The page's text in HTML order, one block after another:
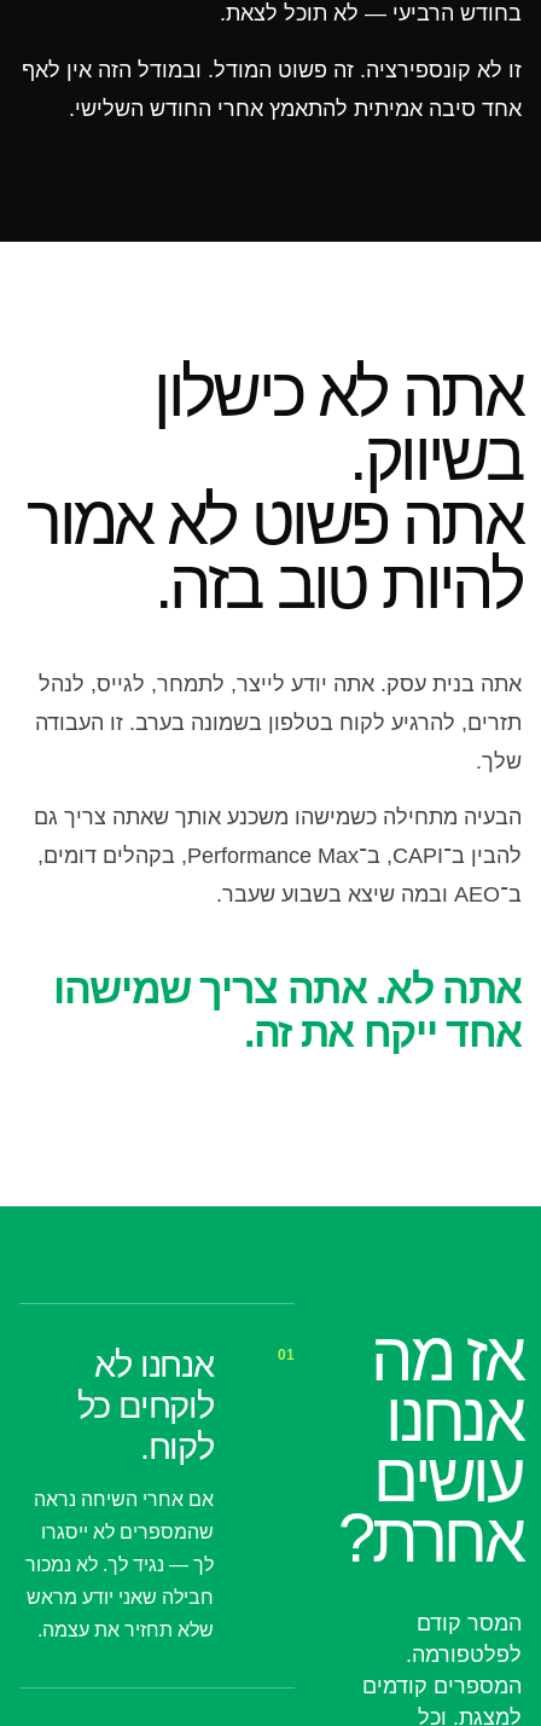
בחודש הרביעי — לא תוכל לצאת.
זו לא קונספירציה. זה פשוט המודל. ובמודל הזה אין לאף
אחד סיבה אמיתית להתאמץ אחרי החודש השלישי.
אתה לא כישלון
בשיווק.
אתה פשוט לא אמור
להיות טוב בזה.
אתה בנית עסק. אתה יודע לייצר, לתמחר, לגייס, לנהל
תזרים, להרגיע לקוח בטלפון בשמונה בערב. זו העבודה
שלך.
הבעיה מתחילה כשמישהו משכנע אותך שאתה צריך גם
להבין ב־CAPI, ב־Performance Max, בקהלים דומים,
ב־AEO ובמה שיצא בשבוע שעבר.
אתה לא. אתה צריך שמישהו
אחד ייקח את זה.
אז מה
אנחנו
עושים
אחרת?
המסר קודם
לפלטפורמה.
המספרים קודמים
למצגת. וכל
01
אנחנו לא
לוקחים כל
לקוח.
אם אחרי השיחה נראה
שהמספרים לא ייסגרו
לך — נגיד לך. לא נמכור
חבילה שאני יודע מראש
שלא תחזיר את עצמה.